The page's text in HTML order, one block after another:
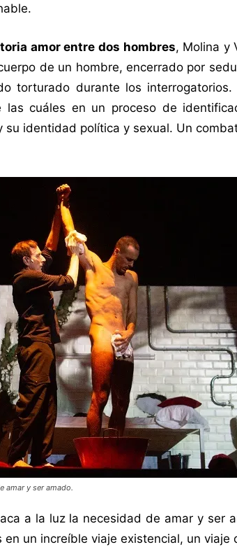
amor entre dos hombres, Molina y
de un hombre, encerrado por
torturado durante los
cuáles en un proceso de
identidad política y sexual. Un
amar y ser amado.
a la luz la necesidad de amar y ser
un increíble viaje existencial, un viaje